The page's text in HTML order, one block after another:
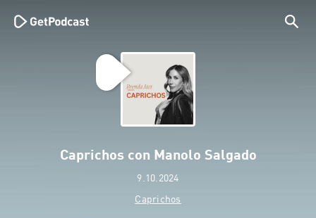
Caprichos con Manolo Salgado
9.10.2024
Caprichos